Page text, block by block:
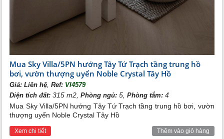
Mua Sky Villa/5PN hướng Tây Tứ Trạch tầng trung hồ
bơi, vườn thượng uyển Noble Crystal Tây Hồ
Giá:Liên hệ,Ref: VI4579
Diện tích đất: 315 m2,Phòng ngủ: 5,Phòng tắm: 4
Mua Sky Villa/5PN hướng Tây Tứ Trạch tầng trung hồ bơi, vườn
thượng uyển Noble Crystal Tây Hồ
Xem chi tiết Thêm vào giỏ hàng